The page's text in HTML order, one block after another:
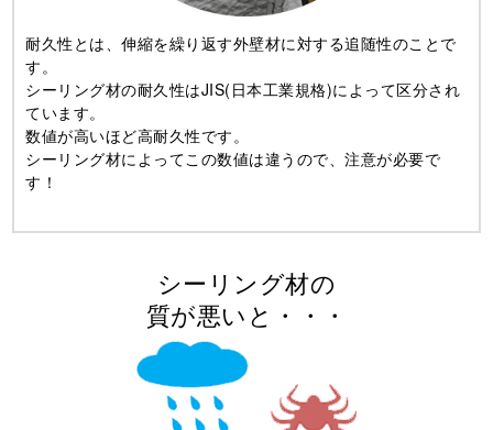
耐久性とは、伸縮を繰り返す外壁材に対する追随性のことで
す。
シーリング材の耐久性はJIS(日本工業規格)によって区分され
ています。
数値が高いほど高耐久性です。
シーリング材によってこの数値は違うので、注意が必要で
す！
シーリング材の
質が悪いと・・・